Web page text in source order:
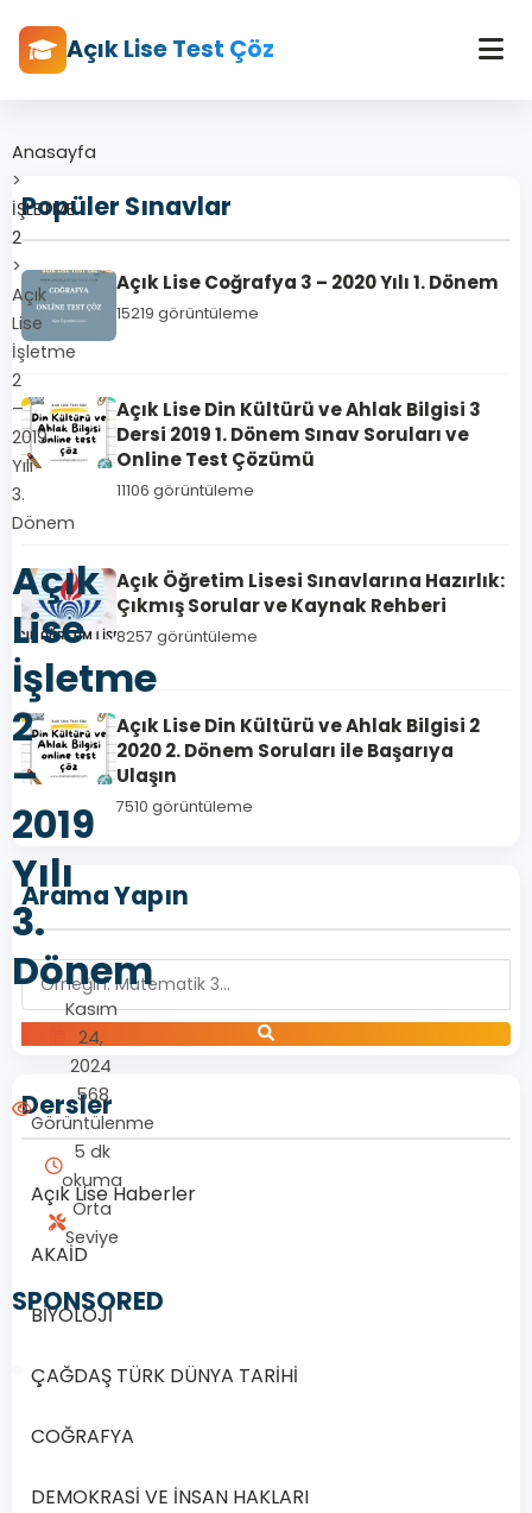
Açık Lise Test Çöz
Anasayfa
>
İŞLETME
2
>
Açık
Lise
İşletme
2
–
2019
Yılı
3.
Dönem
Açık
Lise
İşletme
2
–
2019
Yılı
3.
Dönem
Kasım
24,
2024
568
Görüntülenme
5 dk
okuma
Orta
Seviye
SPONSORED
Popüler Sınavlar
Açık Lise Coğrafya 3 – 2020 Yılı 1. Dönem
15219 görüntüleme
Açık Lise Din Kültürü ve Ahlak Bilgisi 3
Dersi 2019 1. Dönem Sınav Soruları ve
Online Test Çözümü
11106 görüntüleme
Açık Öğretim Lisesi Sınavlarına Hazırlık:
Çıkmış Sorular ve Kaynak Rehberi
8257 görüntüleme
Açık Lise Din Kültürü ve Ahlak Bilgisi 2
2020 2. Dönem Soruları ile Başarıya
Ulaşın
7510 görüntüleme
Arama Yapın
Dersler
Açık Lise Haberler
AKAİD
BİYOLOJİ
ÇAĞDAŞ TÜRK DÜNYA TARİHİ
COĞRAFYA
DEMOKRASİ VE İNSAN HAKLARI